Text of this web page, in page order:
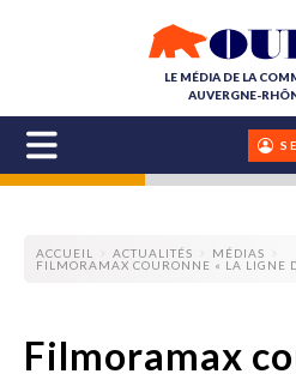
LE MÉDIA DE LA
AUVERGNE-
ACCUEIL ACTUALITÉS
MÉDIAS
FILMORAMAX COURONNE « LA LIGNE
Filmoramax